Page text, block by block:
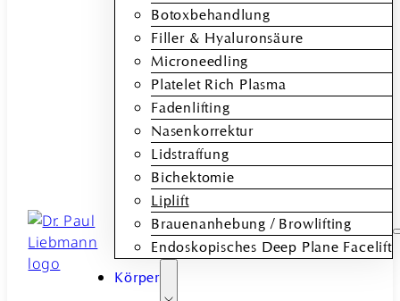
Botoxbehandlung
Filler & Hyaluronsäure
Microneedling
Platelet Rich Plasma
Fadenlifting
Nasenkorrektur
Lidstraffung
Bichektomie
Liplift
Brauenanhebung / Browlifting
Endoskopisches Deep Plane Facelift
Körper